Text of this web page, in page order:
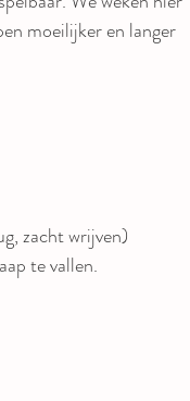
moeilijker en langer
zacht wrijven)
te vallen.